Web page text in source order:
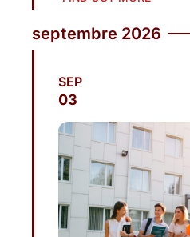
sep­tembre 2026
SEP
03